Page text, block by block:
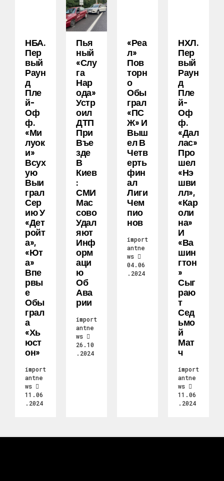
НБА.
Пер
Вый
Раун
Д
Пле
Й-
Оф
Ф.
«Ми
Луок
И»
Всух
Ую
Выи
Грал
Сер
Ию У
«Дет
Ройт
А»,
«Ют
А»
Впе
Рвы
Е
Обы
Грал
А
«Хь
Юст
Он»
import
antne
ws
11.06
.2024
Пья
Ный
«слу
Га
Нар
Ода»
Устр
Оил
ДТП
При
Въе
Зде
В
Киев
:
СМИ
Мас
Сово
Удал
Яют
Инф
Орм
Аци
Ю
Об
Ава
Рии
import
antne
ws
26.10
.2024
«Реа
Л»
Пов
Торн
О
Обы
Грал
«ПС
Ж» И
Выш
Ел В
Четв
Ерть
Фин
Ал
Лиги
Чем
Пио
Нов
import
antne
ws
04.06
.2024
НХЛ.
Пер
Вый
Раун
Д
Пле
Й-
Оф
Ф.
«Дал
Лас»
Про
Шел
«Нэ
Шви
Лл»,
«Кар
Оли
На»
И
«Ва
Шин
Гтон
»
Сыг
Раю
Т
Сед
Ьмо
Й
Мат
Ч
import
antne
ws
11.06
.2024